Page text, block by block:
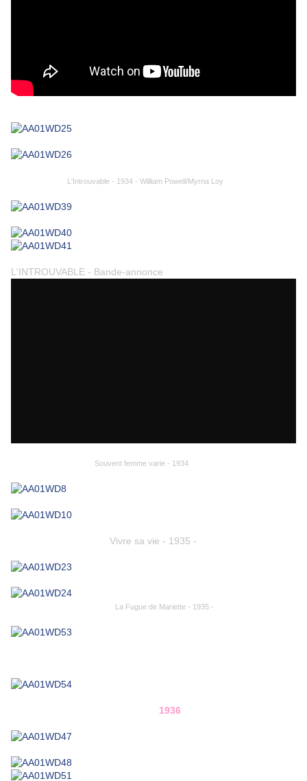
L'Introuvable - 1934 - William Powell/Myrna Loy
L'INTROUVABLE - Bande-annonce
Souvent femme varie - 1934
Vivre sa vie - 1935 -
La Fugue de Mariette - 1935 -
1936